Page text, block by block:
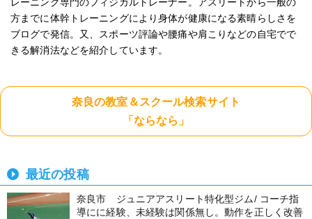
レーニング専門のフィジカルトレーナー。アスリートから一般の
方までに体幹トレーニングにより身体が健康になる素晴らしさを
ブログで発信。又、スポーツ評論や腰痛や肩こりなどの自宅でで
きる解消法などを紹介しています。
奈良の教室＆スクール検索サイト
「ならなら」
最近の投稿
奈良市 ジュニアアスリート特化型ジム/ コーチ指
導にに経験、未経験は関係無し。動作を正しく改善